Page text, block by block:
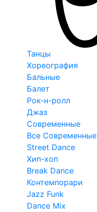
Танцы
Хореография
Бальные
Балет
Рок-н-ролл
Джаз
Современные
Все Современные
Street Dance
Хип-хоп
Break Dance
Контемпорари
Jazz Funk
Dance Mix